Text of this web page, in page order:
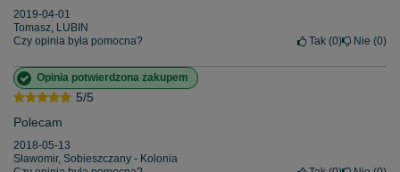
2019-04-01
Tomasz, LUBIN
Czy opinia była pomocna?
Tak 0 Nie 0
5/5
Opinia potwierdzona zakupem
Polecam
2018-05-13
Sławomir, Sobieszczany - Kolonia